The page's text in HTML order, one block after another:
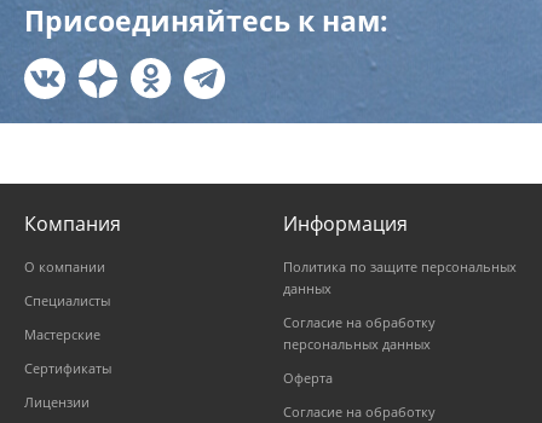
Присоединяйтесь к нам:
Компания
О компании
Специалисты
Мастерские
Сертификаты
Лицензии
Информация
Политика по защите персональных
данных
Согласие на обработку
персональных данных
Оферта
Согласие на обработку